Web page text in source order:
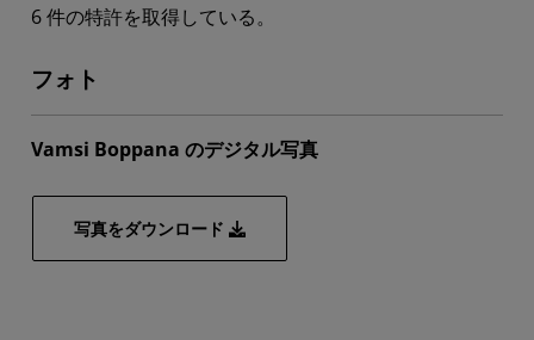
6 件の特許を取得している。
フォト
Vamsi Boppana のデジタル写真
写真をダウンロード